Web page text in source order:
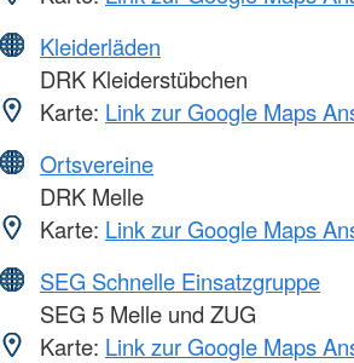
Kleiderläden
DRK Kleiderstübchen
Karte: Link zur Google Maps
Ortsvereine
DRK Melle
Karte: Link zur Google Maps
SEG Schnelle Einsatzgruppe
SEG 5 Melle und ZUG
Karte: Link zur Google Maps